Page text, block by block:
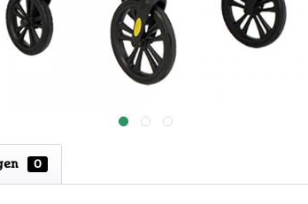
0